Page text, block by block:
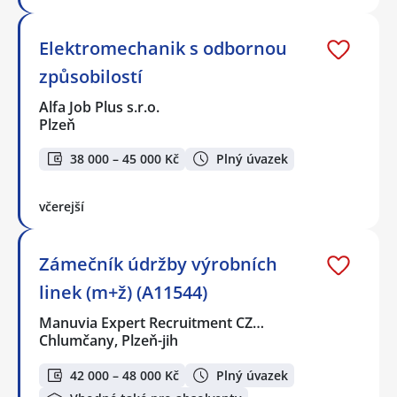
Elektromechanik s odbornou
způsobilostí
Alfa Job Plus s.r.o.
Plzeň
38 000 – 45 000 Kč Plný úvazek
včerejší
Zámečník údržby výrobních
linek (m+ž) (A11544)
Manuvia Expert Recruitment CZ…
Chlumčany, Plzeň-jih
42 000 – 48 000 Kč
Plný úvazek